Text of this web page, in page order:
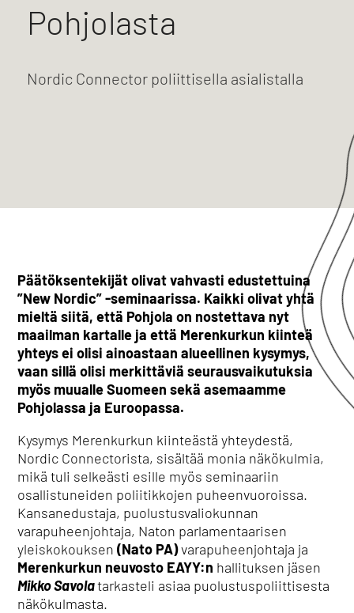
Pohjolasta
Nordic Connector poliittisella asialistalla
Päätöksentekijät olivat vahvasti edustettuina
”New Nordic” -seminaarissa. Kaikki olivat yhtä
mieltä siitä, että Pohjola on nostettava nyt
maailman kartalle ja että Merenkurkun kiinteä
yhteys ei olisi ainoastaan alueellinen kysymys,
vaan sillä olisi merkittäviä seurausvaikutuksia
myös muualle Suomeen sekä asemaamme
Pohjolassa ja Euroopassa.
Kysymys Merenkurkun kiinteästä yhteydestä,
Nordic Connectorista, sisältää monia näkökulmia,
mikä tuli selkeästi esille myös seminaariin
osallistuneiden poliitikkojen puheenvuoroissa.
Kansanedustaja, puolustusvaliokunnan
varapuheenjohtaja, Naton parlamentaarisen
yleiskokouksen(Nato PA)varapuheenjohtaja ja
Merenkurkun neuvosto EAYY:n hallituksen jäsen
Mikko Savolatarkasteli asiaa puolustuspoliittisesta
näkökulmasta.